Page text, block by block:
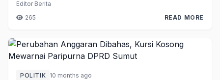
Editor Berita
265
READ MORE
POLITIK 10 months ago